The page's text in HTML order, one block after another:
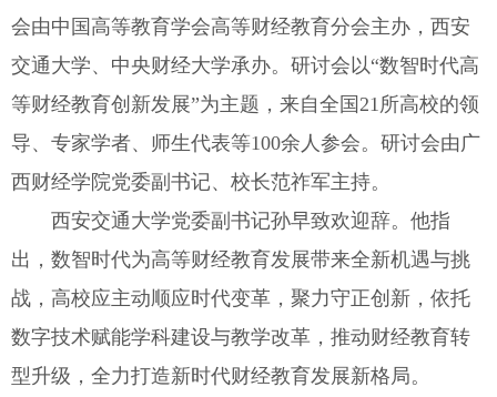
会由中国高等教育学会高等财经教育分会主办，西安
交通大学、中央财经大学承办。研讨会以“数智时代高
等财经教育创新发展”为主题，来自全国21所高校的领
导、专家学者、师生代表等100余人参会。研讨会由广
西财经学院党委副书记、校长范祚军主持。
西安交通大学党委副书记孙早致欢迎辞。他指
出，数智时代为高等财经教育发展带来全新机遇与挑
战，高校应主动顺应时代变革，聚力守正创新，依托
数字技术赋能学科建设与教学改革，推动财经教育转
型升级，全力打造新时代财经教育发展新格局。